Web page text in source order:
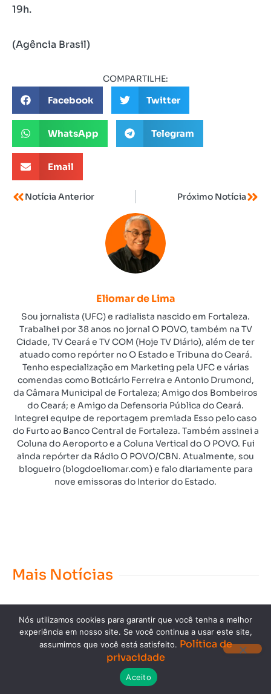
19h.
(Agência Brasil)
COMPARTILHE:
Facebook Twitter
WhatsApp Telegram
Email
Notícia Anterior Próximo Notícia
Eliomar de Lima
Sou jornalista (UFC) e radialista nascido em Fortaleza.
Trabalhei por 38 anos no jornal O POVO, também na TV
Cidade, TV Ceará e TV COM (Hoje TV Diário), além de ter
atuado como repórter no O Estado e Tribuna do Ceará.
Tenho especialização em Marketing pela UFC e várias
comendas como Boticário Ferreira e Antonio Drumond,
da Câmara Municipal de Fortaleza; Amigo dos Bombeiros
do Ceará; e Amigo da Defensoria Pública do Ceará.
Integrei equipe de reportagem premiada Esso pelo caso
do Furto ao Banco Central de Fortaleza. Também assinei a
Coluna do Aeroporto e a Coluna Vertical do O POVO. Fui
ainda repórter da Rádio O POVO/CBN. Atualmente, sou
blogueiro (blogdoeliomar.com) e falo diariamente para
nove emissoras do Interior do Estado.
Mais Notícias
Copyright © 2023. Todos os direitos reservados.
Nós utilizamos cookies para garantir que você tenha a melhor
experiência em nosso site. Se você continua a usar este site,
assumimos que você está satisfeito. Política de
privacidade
Aceito